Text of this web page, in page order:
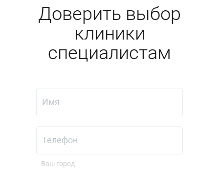
Доверить выбор
клиники
специалистам
Ваш город